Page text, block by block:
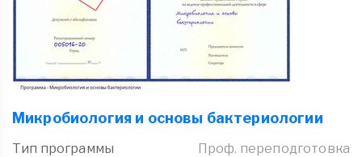
Микробиология и основы бактериологии
Тип программы
Проф. переподготовка